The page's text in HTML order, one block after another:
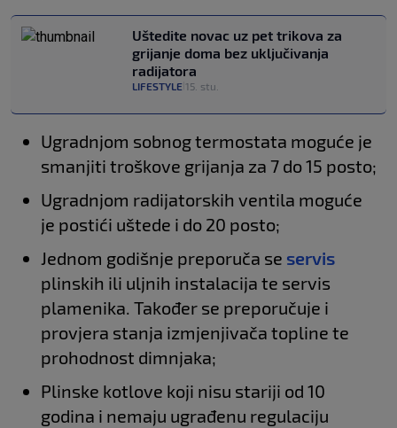
Uštedite novac uz pet trikova za
grijanje doma bez uključivanja
radijatora
LIFESTYLE 15. stu.
Ugradnjom sobnog termostata moguće je
smanjiti troškove grijanja za 7 do 15 posto;
Ugradnjom radijatorskih ventila moguće
je postići uštede i do 20 posto;
Jednom godišnje preporuča se servis
plinskih ili uljnih instalacija te servis
plamenika. Također se preporučuje i
provjera stanja izmjenjivača topline te
prohodnost dimnjaka;
Plinske kotlove koji nisu stariji od 10
godina i nemaju ugrađenu regulaciju